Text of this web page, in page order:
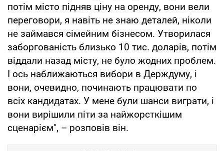
потім місто підняв ціну на оренду, вони вели
переговори, я навіть не знаю деталей, ніколи
не займався сімейним бізнесом. Утворилася
заборгованість близько 10 тис. доларів, потім
віддали назад місту, не було жодних проблем.
І ось наближаються вибори в Держдуму, і
вони, очевидно, починають працювати по
всіх кандидатах. У мене були шанси виграти, і
вони вирішили піти за найжорсткішим
сценарієм", – розповів він.